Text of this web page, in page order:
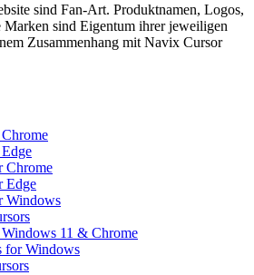
sind Fan-Art. Produktnamen, Logos,
Marken sind Eigentum ihrer jeweiligen
Zusammenhang mit Navix Cursor
Chrome
Edge
Windows
11 & Chrome
for Windows